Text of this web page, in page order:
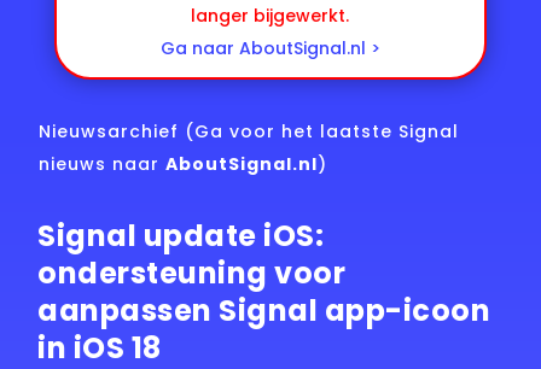
langer bijgewerkt.
Ga naar AboutSignal.nl >
Nieuwsarchief (Ga voor het laatste Signal
nieuws naarAboutSignal.nl)
Signal update iOS:
ondersteuning voor
aanpassen Signal app-icoon
in iOS 18